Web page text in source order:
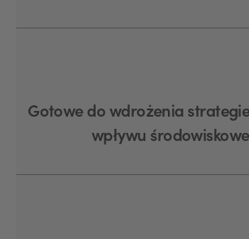
Gotowe do wdrożenia
wpływu